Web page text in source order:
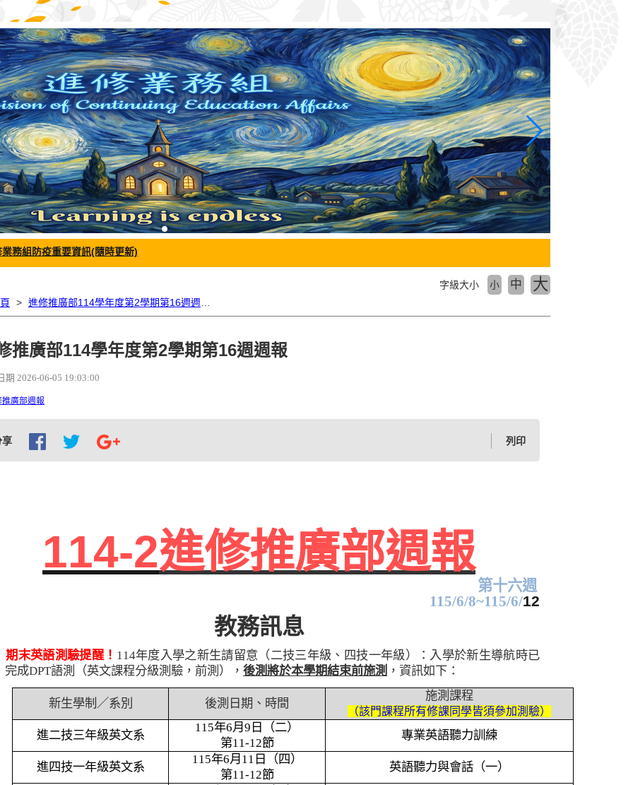
業務組防疫重要資訊(隨時更新)
字級大小 小 中 大
推廣部114學年度第2學期第16週週報
期 2026-06-05 19:03:00
推廣部週報
享 列印
114-2進修推廣部週報
第十六週
115/6/8~115/6/12
教務訊息
期末英語測驗提醒！ 114年度入學之新生請留意（二技三年級、四技一年級）：入學於新生導航時已
完成DPT語測（英文課程分級測驗，前測）， 後測將於本學期結束前施測 ，資訊如下：
新生學制／系別 後測日期、時間
施測課程
（該門課程所有修課同學皆須參加測驗）
進二技三年級英文系
115年6月 9 日（二）
第11-12節
專業英語聽力訓練
進四技一年級英文系
115年6月 11 日（四）
第11-12節
英語聽力與會話（一）